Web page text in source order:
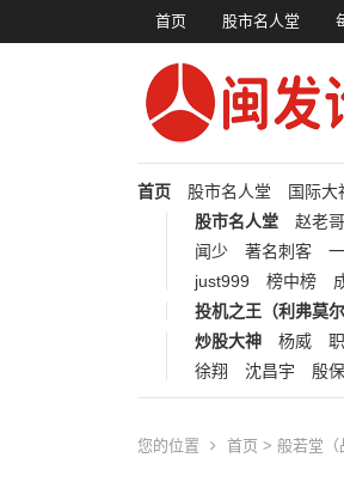
首页 股市名人堂
首页 股市名人堂 国际大
股市名人堂
赵老哥
闻少
著名刺客
just999
榜中榜
投机之王（利弗莫尔
炒股大神
杨威
徐翔
沈昌宇 殷
您的位置 首页 > 般若堂（